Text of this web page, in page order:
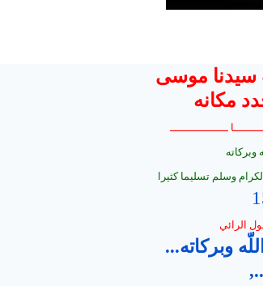
سيدنا موسى
مكانه
ــــــــــــــــــ
وبركاته
وسلم تسليما كثيرا
الرائي
وبركاته...